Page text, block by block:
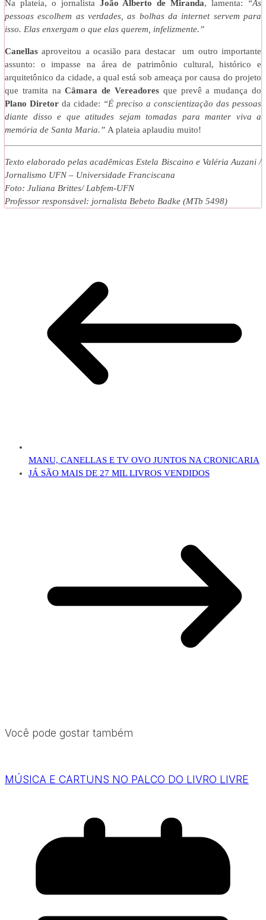
Na plateia, o jornalista João Alberto de Miranda, lamenta:
“As
pessoas escolhem as verdades, as bolhas da internet servem para
isso. Elas enxergam o que elas querem, infelizmente.”
Canellas aproveitou a ocasião para destacar um outro importante
assunto: o impasse na área de patrimônio cultural, histórico e
arquitetônico da cidade, a qual está sob ameaça por causa do projeto
que tramita naCâmara de Vereadores que prevê a mudança do
Plano Diretor da cidade: “É preciso a conscientização das pessoas
diante disso e que atitudes sejam tomadas para manter viva a
memória de Santa Maria.” A plateia aplaudiu muito!
Texto elaborado pelas acadêmicas Estela Biscaino e Valéria Auzani /
Jornalismo UFN – Universidade Franciscana
Foto: Juliana Brittes/ Labfem-UFN
Professor responsável: jornalista Bebeto Badke (MTb 5498)
MANU, CANELLAS E TV OVO JUNTOS NA CRONICARIA
JÁ SÃO MAIS DE 27 MIL LIVROS VENDIDOS
Você pode gostar também
MÚSICA E CARTUNS NO PALCO DO LIVRO LIVRE